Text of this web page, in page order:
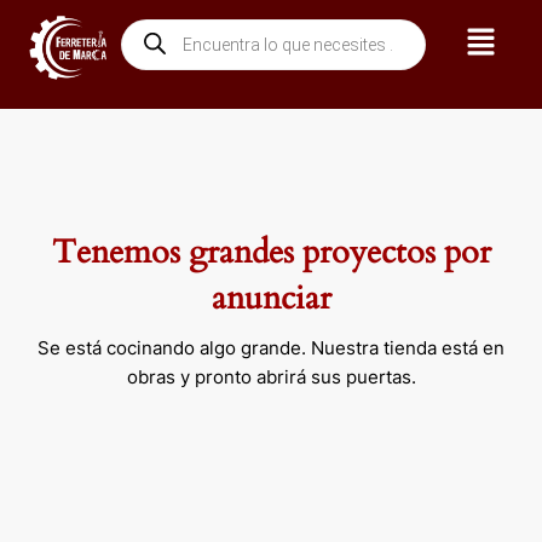
contenido
Búsqueda
de
productos
Menú
Tenemos grandes proyectos por
anunciar
Se está cocinando algo grande. Nuestra tienda está en
obras y pronto abrirá sus puertas.